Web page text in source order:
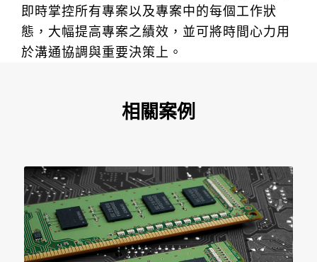
即時掌控所有專案以及專案中的每個工作狀
態，大幅提高專案之績效，並可將時間心力用
於溝通協調與重要決策上。
相關案例